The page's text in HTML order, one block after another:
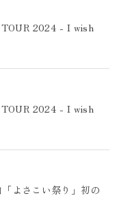
2024 - I wish
2024 - I wish
よさこい祭り」初の